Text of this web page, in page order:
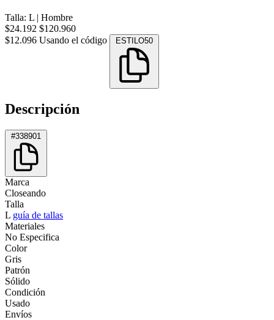
Talla: L | Hombre
$24.192 $120.960
$12.096 Usando el código ESTILO50
Descripción
#338901
Marca
Closeando
Talla
L guía de tallas
Materiales
No Especifica
Color
Gris
Patrón
Sólido
Condición
Usado
Envíos